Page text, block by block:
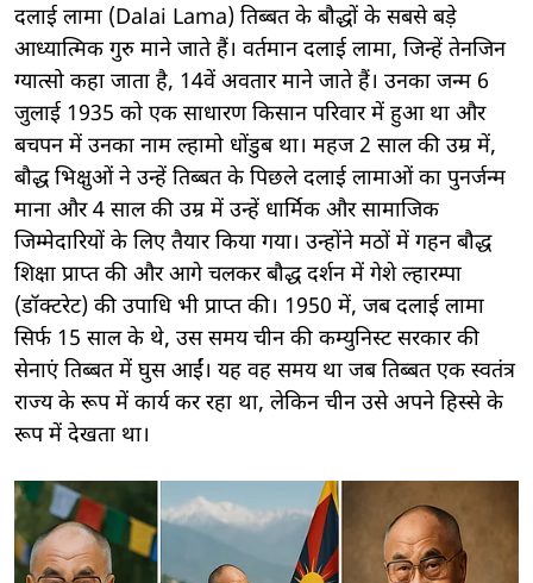
दलाई लामा (Dalai Lama) तिब्बत के बौद्धों के सबसे बड़े
आध्यात्मिक गुरु माने जाते हैं। वर्तमान दलाई लामा, जिन्हें तेनजिन
ग्यात्सो कहा जाता है, 14वें अवतार माने जाते हैं। उनका जन्म 6
जुलाई 1935 को एक साधारण किसान परिवार में हुआ था और
बचपन में उनका नाम ल्हामो धोंडुब था। महज 2 साल की उम्र में,
बौद्ध भिक्षुओं ने उन्हें तिब्बत के पिछले दलाई लामाओं का पुनर्जन्म
माना और 4 साल की उम्र में उन्हें धार्मिक और सामाजिक
जिम्मेदारियों के लिए तैयार किया गया। उन्होंने मठों में गहन बौद्ध
शिक्षा प्राप्त की और आगे चलकर बौद्ध दर्शन में गेशे ल्हारम्पा
(डॉक्टरेट) की उपाधि भी प्राप्त की। 1950 में, जब दलाई लामा
सिर्फ 15 साल के थे, उस समय चीन की कम्युनिस्ट सरकार की
सेनाएं तिब्बत में घुस आईं। यह वह समय था जब तिब्बत एक स्वतंत्र
राज्य के रूप में कार्य कर रहा था, लेकिन चीन उसे अपने हिस्से के
रूप में देखता था।